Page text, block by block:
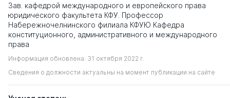
Зав. кафедрой международного и европейского права
юридического факультета КФУ. Профессор
Набережночелнинского филиала КФУЮ Кафедра
конституционного, административного и международного
права
Информация обновлена: 31 октября 2022 г.
Сведения о должности актуальны на момент публикации на сайте